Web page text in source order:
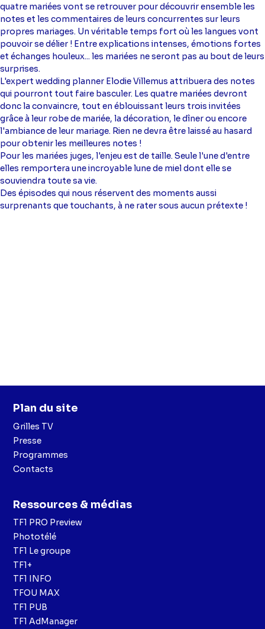
quatre mariées vont se retrouver pour découvrir ensemble les
notes et les commentaires de leurs concurrentes sur leurs
propres mariages. Un véritable temps fort où les langues vont
pouvoir se délier ! Entre explications intenses, émotions fortes
et échanges houleux... les mariées ne seront pas au bout de leurs
surprises.
L'expert wedding planner Elodie Villemus attribuera des notes
qui pourront tout faire basculer. Les quatre mariées devront
donc la convaincre, tout en éblouissant leurs trois invitées
grâce à leur robe de mariée, la décoration, le dîner ou encore
l'ambiance de leur mariage. Rien ne devra être laissé au hasard
pour obtenir les meilleures notes !
Pour les mariées juges, l'enjeu est de taille. Seule l'une d'entre
elles remportera une incroyable lune de miel dont elle se
souviendra toute sa vie.
Des épisodes qui nous réservent des moments aussi
surprenants que touchants, à ne rater sous aucun prétexte !
Plan du site
Grilles TV
Presse
Programmes
Contacts
Ressources & médias
TF1 PRO Preview
Phototélé
TF1 Le groupe
TF1+
TF1 INFO
TFOU MAX
TF1 PUB
TF1 AdManager